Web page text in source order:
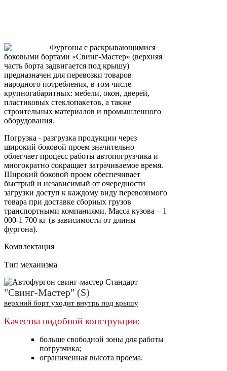
Фургоны с раскрывающимися
боковыми бортами «Свинг-Мастер» (верхняя
часть борта задвигается под крышу)
предназначен для перевозки товаров
народного потребления, в том числе
крупногабаритных: мебели, окон, дверей,
пластиковых стеклопакетов, а также
строительных материалов и промышленного
оборудования.
Погрузка - разгрузка продукции через
широкий боковой проем значительно
облегчает процесс работы автопогрузчика и
многократно сокращает затрачиваемое время.
Широкий боковой проем обеспечивает
быстрый и независимый от очередности
загрузки доступ к каждому виду перевозимого
товара при доставке сборных грузов
транспортными компаниями. Масса кузова – 1
000-1 700 кг (в зависимости от длины
фургона).
Комплектация
Тип механизма
"Свинг-Мастер" (S)
верхний борт уходит внутрь под крышу
Качества подобной конструкции:
больше свободной зоны для работы
погрузчика;
ограниченная высота проема.